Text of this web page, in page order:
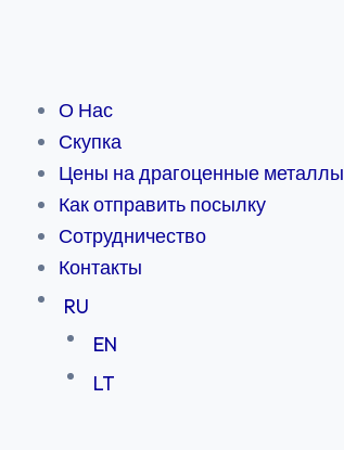
О Нас
Скупка
Цены на драгоценные металлы
Как отправить посылку
Сотрудничество
Контакты
RU
EN
LT